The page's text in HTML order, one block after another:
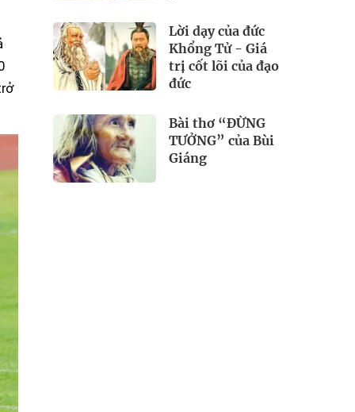
Lời dạy của đức
Khổng Tử - Giá
trị cốt lõi của đạo
đức
Bài thơ “ĐỪNG
TƯỞNG” của Bùi
Giáng